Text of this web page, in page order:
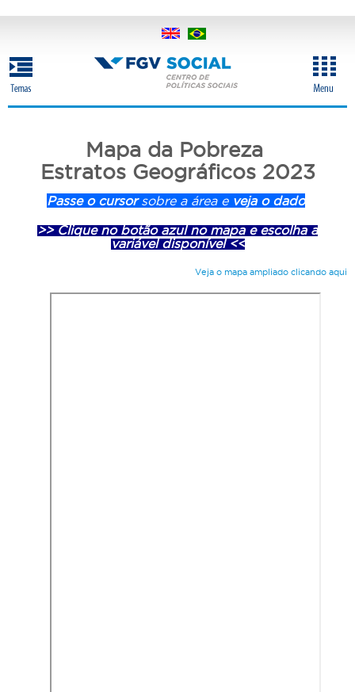
conteúdo
principal
Mapa da Pobreza
Estratos Geográficos 2023
Passe o cursorsobre a área e veja o dado
>> Clique no botão azul no mapa e escolha a
variável disponível <<
Veja o mapa ampliado clicando aqui